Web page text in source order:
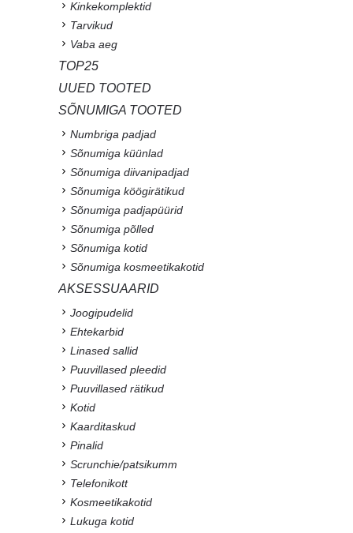
Kinkekomplektid
Tarvikud
Vaba aeg
TOP25
UUED TOOTED
SÕNUMIGA TOOTED
Numbriga padjad
Sõnumiga küünlad
Sõnumiga diivanipadjad
Sõnumiga köögirätikud
Sõnumiga padjapüürid
Sõnumiga põlled
Sõnumiga kotid
Sõnumiga kosmeetikakotid
AKSESSUAARID
Joogipudelid
Ehtekarbid
Linased sallid
Puuvillased pleedid
Puuvillased rätikud
Kotid
Kaarditaskud
Pinalid
Scrunchie/patsikumm
Telefonikott
Kosmeetikakotid
Lukuga kotid